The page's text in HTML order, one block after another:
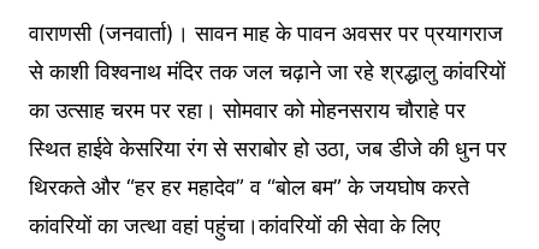
वाराणसी (जनवार्ता)। सावन माह के पावन अवसर पर प्रयागराज
से काशी विश्वनाथ मंदिर तक जल चढ़ाने जा रहे श्रद्धालु कांवरियों
का उत्साह चरम पर रहा। सोमवार को मोहनसराय चौराहे पर
स्थित हाईवे केसरिया रंग से सराबोर हो उठा, जब डीजे की धुन पर
थिरकते और “हर हर महादेव” व “बोल बम” के जयघोष करते
कांवरियों का जत्था वहां पहुंचा।कांवरियों की सेवा के लिए